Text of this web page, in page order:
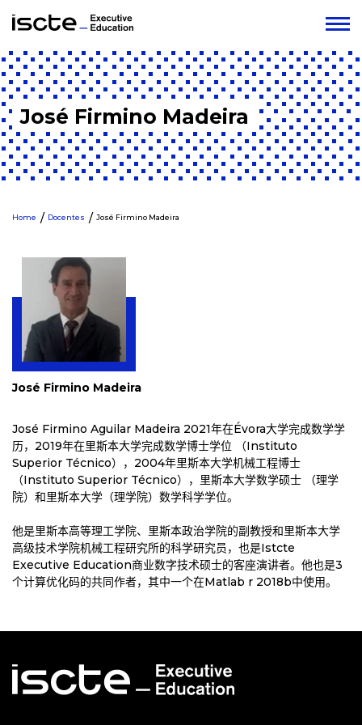
José Firmino Madeira
Home Docentes José Firmino Madeira
José Firmino Madeira
José Firmino Aguilar Madeira 2021年在Évora大学完成数学学
历，2019年在里斯本大学完成数学博士学位 （Instituto
Superior Técnico），2004年里斯本大学机械工程博士
（Instituto Superior Técnico），里斯本大学数学硕士 （理学
院）和里斯本大学（理学院）数学科学学位。
他是里斯本高等理工学院、里斯本政治学院的副教授和里斯本大学
高级技术学院机械工程研究所的科学研究员，也是Istcte
Executive Education商业数字技术硕士的客座演讲者。他也是3
个计算优化码的共同作者，其中一个在Matlab r 2018b中使用。